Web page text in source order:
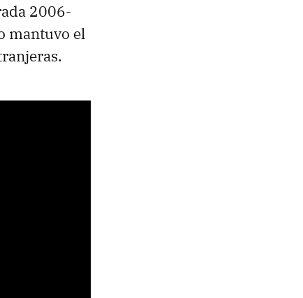
2006-
mantuvo el